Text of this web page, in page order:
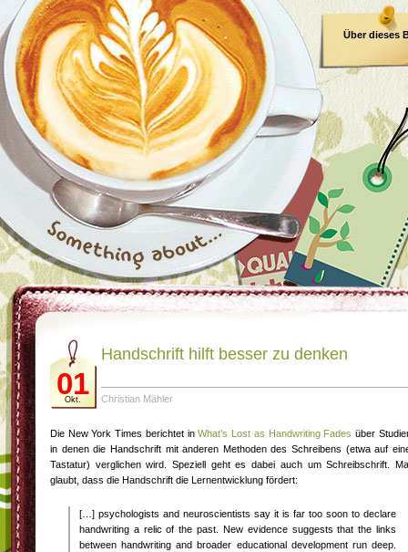
Über dieses
01
Okt.
Handschrift hilft besser zu denken
Christian Mähler
Die New York Times berichtet inWhat’s Lost as Handwriting Fades über
in denen die Handschrift mit anderen Methoden des Schreibens (etwa auf
Tastatur) verglichen wird. Speziell geht es dabei auch um Schreibschrift.
glaubt, dass die Handschrift die Lernentwicklung fördert:
[…] psychologists and neuroscientists say it is far too soon to declare
handwriting a relic of the past. New evidence suggests that the links
between handwriting and broader educational development run deep.